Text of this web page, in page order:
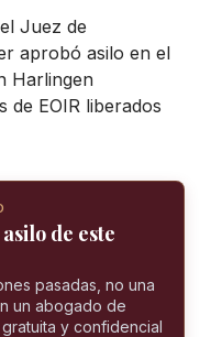
Juez de
aprobó asilo en el
Harlingen
de EOIR liberados
de este
pasadas, no una
un abogado de
y confidencial